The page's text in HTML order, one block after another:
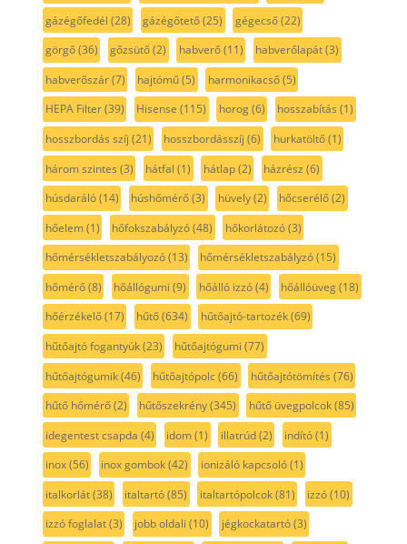
gázégőfedél (28) gázégőtető(25) gégecső(22)
görgő(36) gőzsütő(2) habverő(11) habverőlapát(3)
habverőszár(7) hajtómű(5) harmonikacső(5)
HEPA Filter(39) Hisense (115) horog(6) hosszabítás (1)
hosszbordás szíj (21) hosszbordásszíj (6) hurkatöltő(1)
három szintes (3) hátfal (1) hátlap(2) házrész (6)
húsdaráló(14) húshőmérő(3) hüvely(2) hőcserélő(2)
hőelem(1) hőfokszabályzó(48) hőkorlátozó(3)
hőmérsékletszabályozó(13) hőmérsékletszabályzó(15)
hőmérő(8) hőállógumi (9) hőálló izzó(4) hőállóüveg(18)
hőérzékelő(17) hűtő(634) hűtőajtó-tartozék(69)
hűtőajtó fogantyúk(23) hűtőajtógumi (77)
hűtőajtógumik(46) hűtőajtópolc(66) hűtőajtótömítés (76)
hűtő hőmérő(2) hűtőszekrény(345) hűtő üvegpolcok(85)
idegentest csapda (4) idom(1) illatrúd(2) indító(1)
inox(56) inox gombok(42) ionizáló kapcsoló(1)
italkorlát(38) italtartó(85) italtartópolcok(81) izzó(10)
izzó foglalat(3) jobb oldali (10) jégkockatartó(3)